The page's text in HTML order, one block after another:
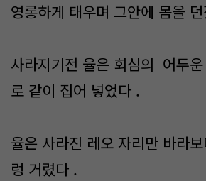
영롱하게 태우며 그안에 몸을
사라지기전 율은 회심의 어두
로 같이 집어 넣었다 .
율은 사라진 레오 자리만 바라
렁 거렸다 .